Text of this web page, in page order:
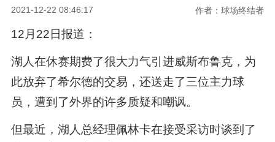
2021-12-22 08:46:17 作者：球场终结者
12月22日报道：
湖人在休赛期费了很大力气引进威斯布鲁克，为
此放弃了希尔德的交易，还送走了三位主力球
员，遭到了外界的许多质疑和嘲讽。
但最近，湖人总经理佩林卡在接受采访时谈到了